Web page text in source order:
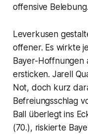
offensive Belebung.
Leverkusen
offener. Es wirkte
Bayer-Hoffnungen
ersticken. Jarell
Not, doch kurz
Befreiungsschlag
Ball überlegt ins
(70.), riskierte